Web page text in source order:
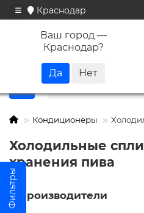
Краснодар
Ваш город —
Краснодар?
+7
Кондиционеры
Холодильные
хранения пива
Производители